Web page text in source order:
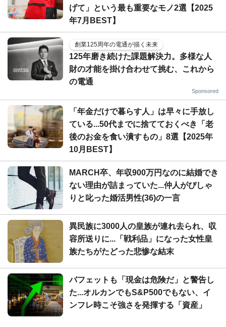
げて」という最も重要なモノ2選【2025
年7月BEST】
創業125周年の電通が描く未来
125年磨き続けた課題解決力。多様な人
財の才能を掛け合わせて挑む、これから
の電通
Sponsored
「年金だけで暮らす人」は早々に手放し
ている...50代までに捨てておくべき「老
後のお金を食い潰すもの」8選【2025年
10月BEST】
MARCH卒、年収900万円なのに結婚でき
ない理由が詰まっていた...仲人がぴしゃ
りと叱った婚活男性(36)の一言
異民族に3000人の皇族が連れ去られ、収
容所送りに...「戦利品」になった女性皇
族たちがたどった悲惨な結末
バフェットも「現金は危険だ」と警告し
た...オルカンでもS&P500でもない、イ
ンフレ時こそ強さを発揮する「資産」